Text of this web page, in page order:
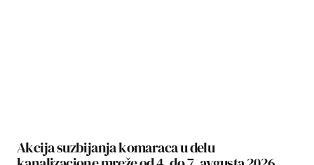
Akcija suzbijanja komaraca u delu